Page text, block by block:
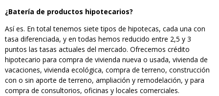
¿Batería de productos hipotecarios?
Así es. En total tenemos siete tipos de hipotecas, cada una con
tasa diferenciada, y en todas hemos reducido entre 2,5 y 3
puntos las tasas actuales del mercado. Ofrecemos crédito
hipotecario para compra de vivienda nueva o usada, vivienda de
vacaciones, vivienda ecológica, compra de terreno, construcción
con o sin aporte de terreno, ampliación y remodelación, y para
compra de consultorios, oficinas y locales comerciales.